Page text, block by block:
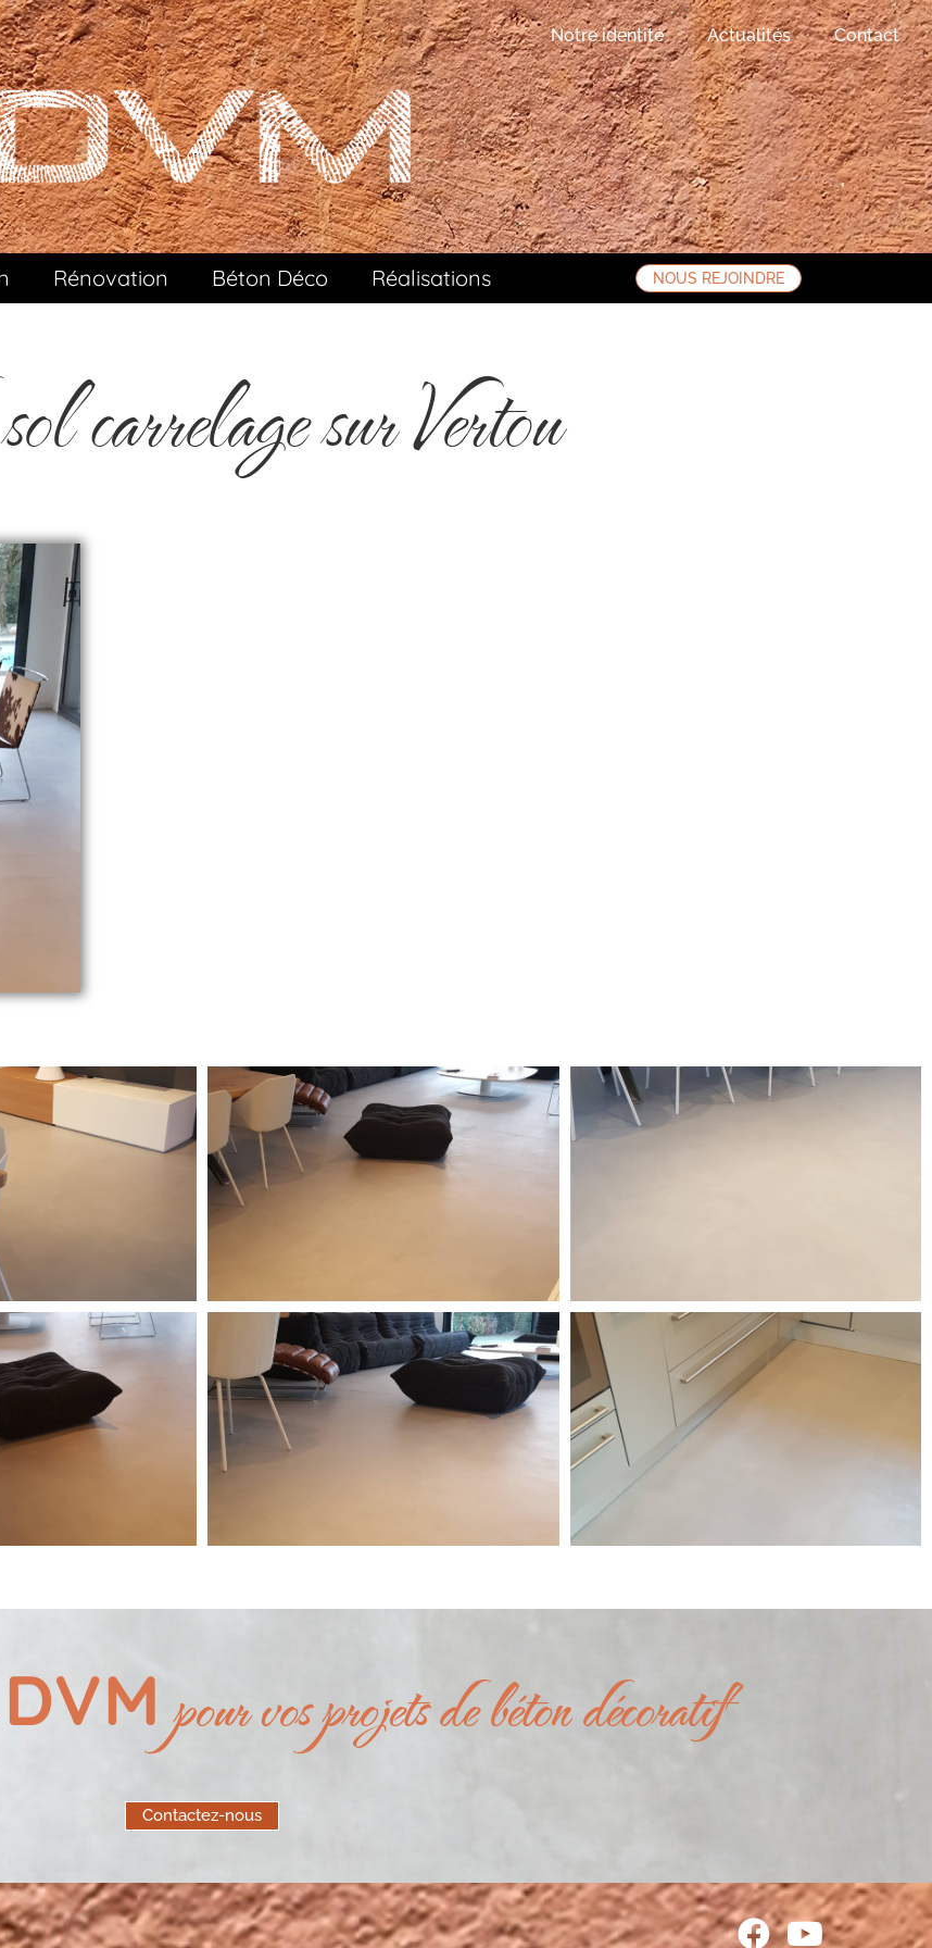
Notre identité Actualités Contact
Rénovation Béton Déco Réalisations NOUS REJOINDRE
carrelage sur Vertou
DVM pour vos projets de béton décoratif
Contactez-nous